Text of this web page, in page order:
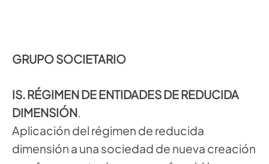
GRUPO SOCIETARIO
IS. RÉGIMEN DE ENTIDADES DE REDUCIDA
DIMENSIÓN.
Aplicación del régimen de reducida
dimensión a una sociedad de nueva creación